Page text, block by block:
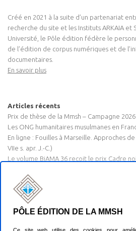
Créé en 2021 à la suite d’un partenariat
recherche du site et les Instituts ARKAIA et
Université, le Pôle édition fédère le
de l’édition de corpus numériques et de
documentaires.
En savoir plus
Articles récents
Prix de thèse de la Mmsh – Campagne 2026
Les ONG humanitaires musulmanes en
En ligne : Fouilles à Marseille. Approches
VIIe s. apr. J.-C.)
Le volume BiAMA 36 reçoit le prix Cadre
PÔLE ÉDITION DE LA MMSH